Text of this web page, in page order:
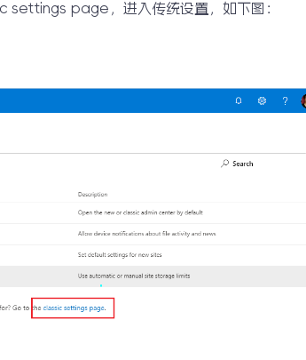
page，进入传统设置，如下图：